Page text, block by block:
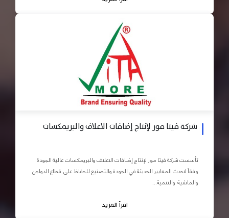
شركة فيتا مور لإنتاج إضافات الاعلاف والبريمكسات
تأسست شركة فيتا مور لإنتاج إضافات الاعلاف والبريمكسات عالية الجودة
وفقاً لاحدث المعايير الحديثة في الجودة والتصنيع للحفاظ على قطاع الدواجن
والماشية والتنمية...
اقرأ المزيد